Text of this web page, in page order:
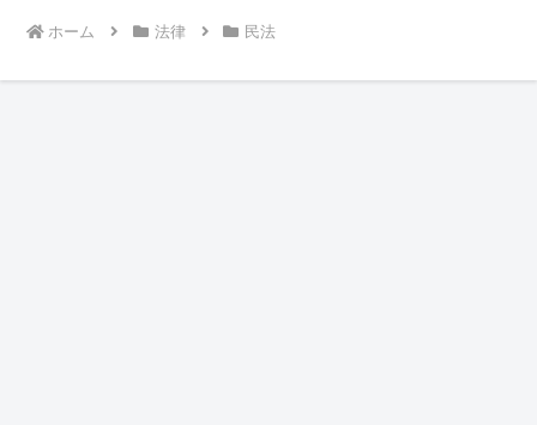
ホーム 法律 民法